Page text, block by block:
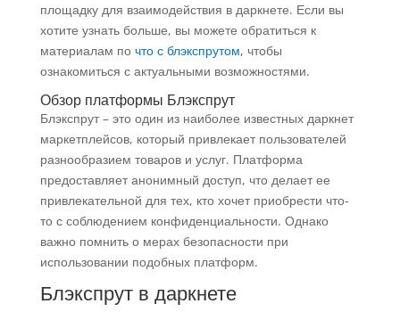
площадку для взаимодействия в даркнете. Если вы
хотите узнать больше, вы можете обратиться к
материалам по что с блэкспрутом, чтобы
ознакомиться с актуальными возможностями.
Обзор платформы Блэкспрут
Блэкспрут – это один из наиболее известных даркнет
маркетплейсов, который привлекает пользователей
разнообразием товаров и услуг. Платформа
предоставляет анонимный доступ, что делает ее
привлекательной для тех, кто хочет приобрести что-
то с соблюдением конфиденциальности. Однако
важно помнить о мерах безопасности при
использовании подобных платформ.
Блэкспрут в даркнете